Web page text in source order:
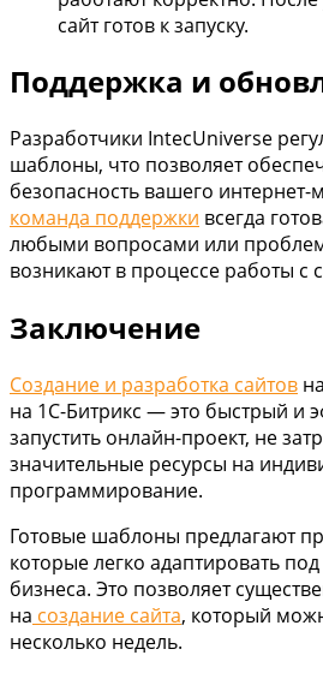
сайт готов к запуску.
Поддержка и
Разработчики IntecUniverse
шаблоны, что позволяет
безопасность вашего интернет-
команда поддержки всегда
любыми вопросами или
возникают в процессе работы с
Заключение
Создание и разработка сайтов
на 1С-Битрикс — это быстрый и
запустить онлайн-проект, не
значительные ресурсы на
программирование.
Готовые шаблоны предлагают
которые легко адаптировать
бизнеса. Это позволяет
на создание сайта, который
несколько недель.